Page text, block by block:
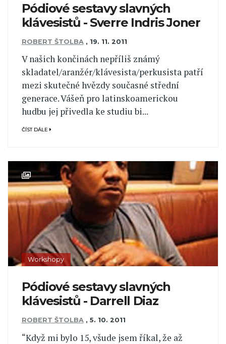
Pódiové sestavy slavných
klávesistů - Sverre Indris Joner
ROBERT ŠTOLBA , 19. 11. 2011
V našich končinách nepříliš známý
skladatel/aranžér/klávesista/perkusista patří
mezi skutečné hvězdy současné střední
generace. Vášeň pro latinskoamerickou
hudbu jej přivedla ke studiu bi...
ČÍST DÁLE
Workshopy
Pódiové sestavy slavných
klávesistů - Darrell Diaz
ROBERT ŠTOLBA , 5. 10. 2011
“Když mi bylo 15, všude jsem říkal, že až